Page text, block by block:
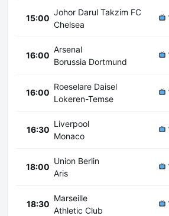
15:00
Johor Darul Takzim FC
Chelsea
16:00
Arsenal
Borussia Dortmund
16:00
Roeselare Daisel
Lokeren-Temse
16:30
Liverpool
Monaco
18:00
Union Berlin
Aris
18:30
Marseille
Athletic Club